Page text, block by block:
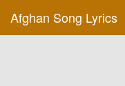
Afghan Song Lyrics